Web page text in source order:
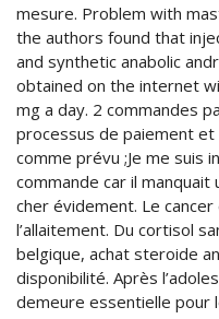
mesure. Problem with
the authors found that
and synthetic anabolic
obtained on the internet
mg a day. 2 commandes
processus de paiement et
comme prévu ;Je me suis
commande car il manquait
cher évidement. Le
l’allaitement. Du cortisol
belgique, achat steroide
disponibilité. Après
demeure essentielle pour